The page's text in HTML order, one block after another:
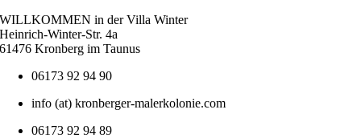
WILLKOMMEN in der Villa Winter
Heinrich-Winter-Str. 4a
61476 Kronberg im Taunus
06173 92 94 90
info (at) kronberger-malerkolonie.com
06173 92 94 89